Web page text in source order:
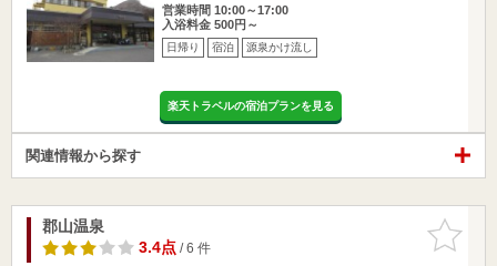
営業時間 10:00～17:00
入浴料金 500円～
日帰り 宿泊 源泉かけ流し
楽天トラベルの宿泊プランを見る
関連情報から探す
お気に入
りに追加
郡山温泉
3.4点/ 6 件